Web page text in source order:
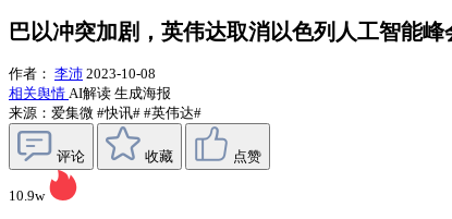
巴以冲突加剧，英伟达取消以色列人工智能峰
作者： 李沛 2023-10-08
相关舆情 AI解读 生成海报
来源：爱集微 #快讯# #英伟达#
评论 收藏 点赞
10.9w